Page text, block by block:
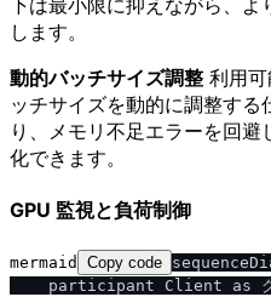
します。
動的バッチサイズ調整 利用
ッチサイズを動的に調整する
り、メモリ不足エラーを回
化できます。
GPU 監視と負荷制御
mermaid Copy code
participant Client as ク